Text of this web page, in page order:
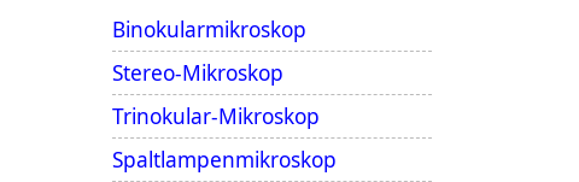
Binokularmikroskop
Stereo-Mikroskop
Trinokular-Mikroskop
Spaltlampenmikroskop